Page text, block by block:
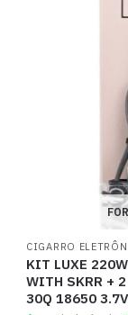
CIGARRO
KIT LUXE
WITH SKRR +
30Q 18650